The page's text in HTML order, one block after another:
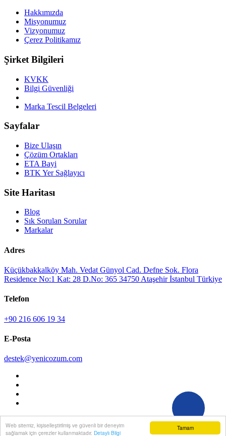
Tamam
Web sitemiz, kişiselleştirilmiş ve güvenli bir deneyim
sağlamak için çerezler kullanmaktadır. Detaylı Bilgi
Hakkımızda
Misyonumuz
Vizyonumuz
Çerez Politikamız
Şirket Bilgileri
KVKK
Bilgi Güvenliği
Marka Tescil Belgeleri
Sayfalar
Bize Ulaşın
Çözüm Ortakları
ETA Bayi
BTK Yer Sağlayıcı
Site Haritası
Blog
Sık Sorulan Sorular
Markalar
Adres
Küçükbakkalköy Mah. Vedat Günyol Cad. Defne Sok. Flora
Residence No:1 Kat: 28 D.No: 365 34750 Ataşehir İstanbul Türkiye
Telefon
+90 216 606 19 34
E-Posta
destek@yenicozum.com
© 2026 YENİÇÖZÜM TÜM HAKLARI SAKLIDIR. WEB
TASARIM |YENİÇÖZÜM®